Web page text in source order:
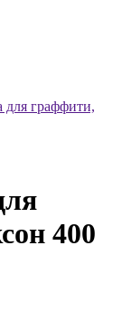
для граффити,
400